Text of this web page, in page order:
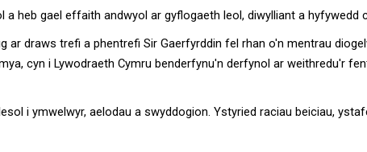
heb gael effaith andwyol ar gyflogaeth leol, diwylliant a hyfywedd
draws trefi a phentrefi Sir Gaerfyrddin fel rhan o'n mentrau
cyn i Lywodraeth Cymru benderfynu'n derfynol ar weithredu'r
i ymwelwyr, aelodau a swyddogion. Ystyried raciau beiciau,